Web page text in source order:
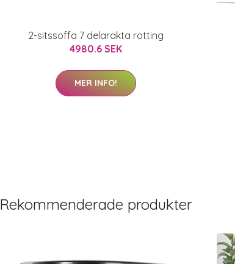
2-sitssoffa 7 delaräkta rotting
4980.6 SEK
MER INFO!
Rekommenderade produkter